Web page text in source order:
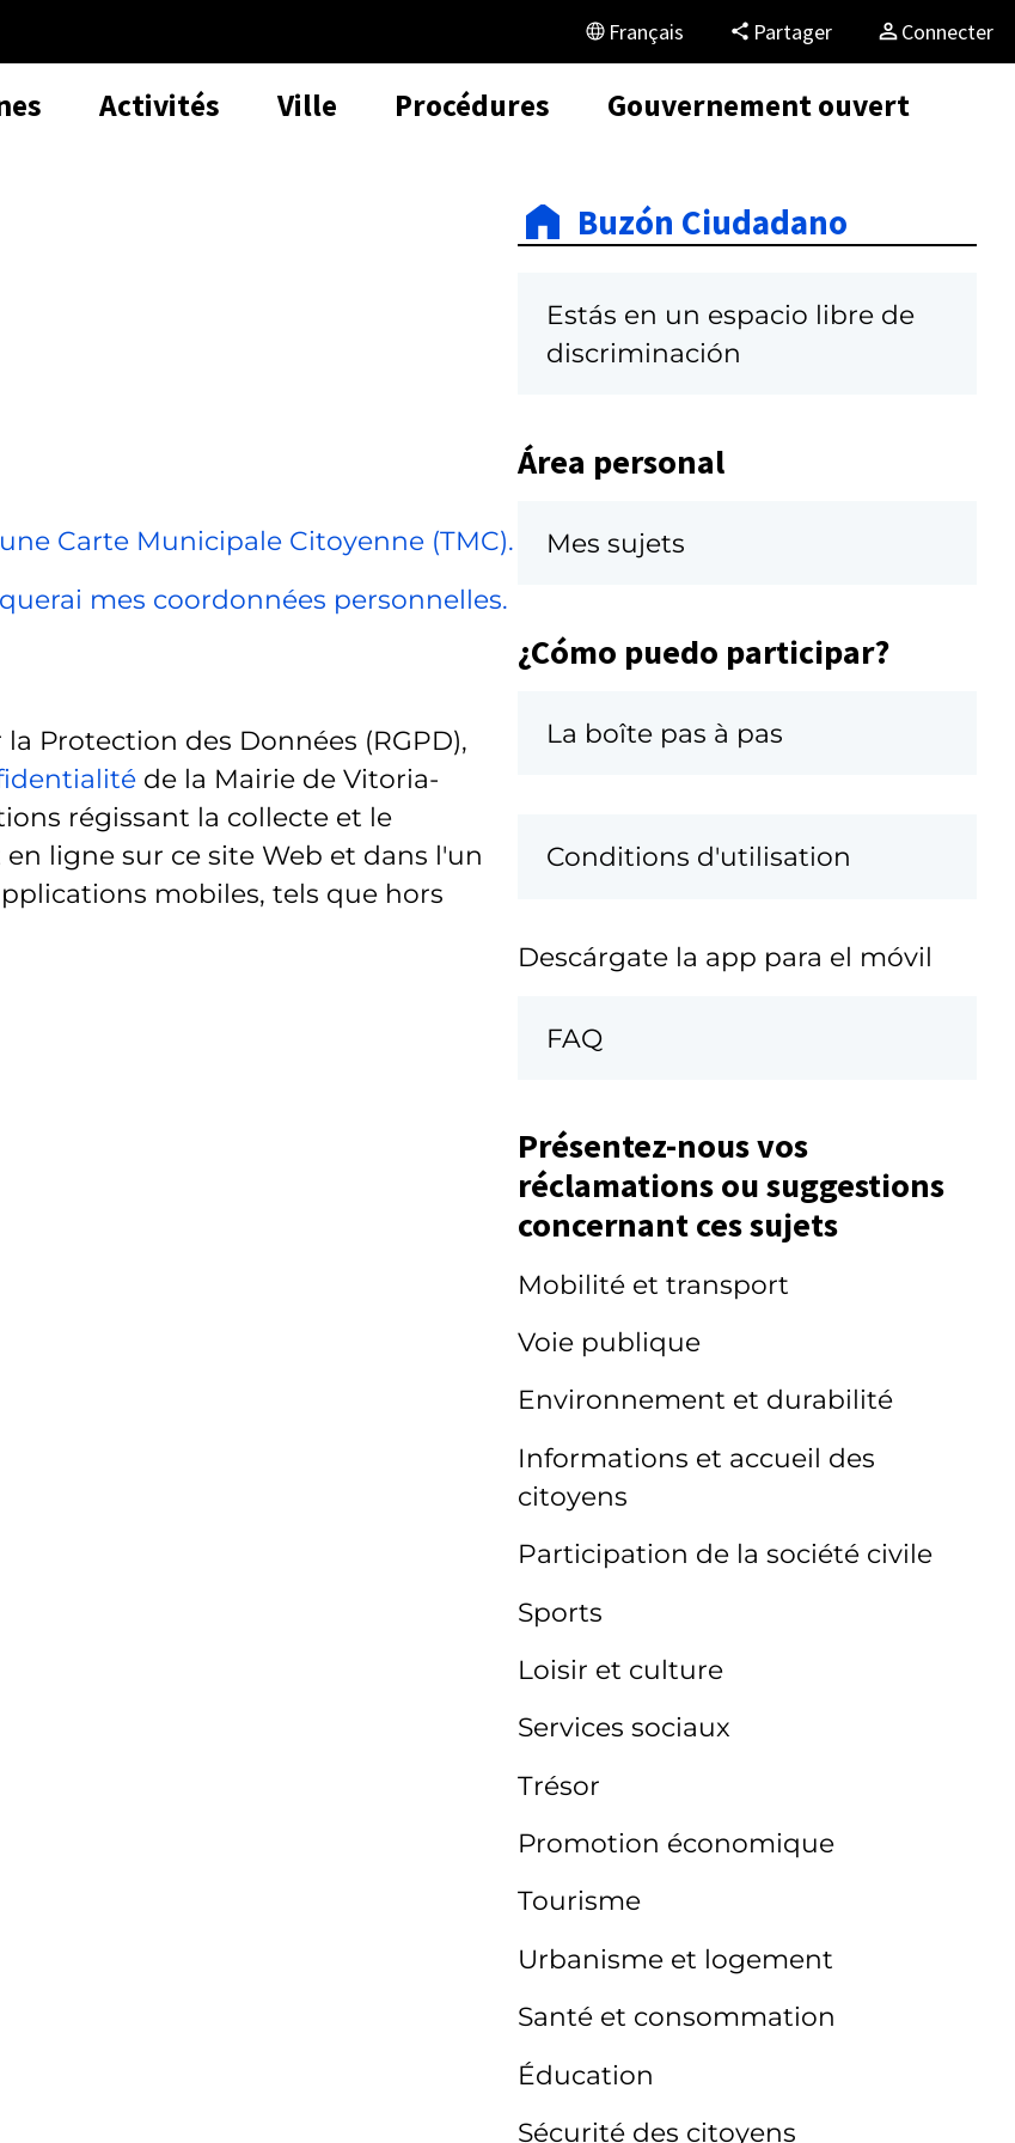
Français Partager Connecter
Activités Ville Procédures Gouvernement ouvert
Carte Municipale Citoyenne (TMC).
mes coordonnées personnelles.
Protection des Données (RGPD),
de la Mairie de Vitoria-
régissant la collecte et le
ligne sur ce site Web et dans l'un
mobiles, tels que hors
Buzón Ciudadano
Estás en un espacio libre de
discriminación
Área personal
Mes sujets
¿Cómo puedo participar?
La boîte pas à pas
Conditions d'utilisation
Descárgate la app para el móvil
FAQ
Présentez-nous vos
réclamations ou suggestions
concernant ces sujets
Mobilité et transport
Voie publique
Environnement et durabilité
Informations et accueil des
citoyens
Participation de la société civile
Sports
Loisir et culture
Services sociaux
Trésor
Promotion économique
Tourisme
Urbanisme et logement
Santé et consommation
Éducation
Sécurité des citoyens